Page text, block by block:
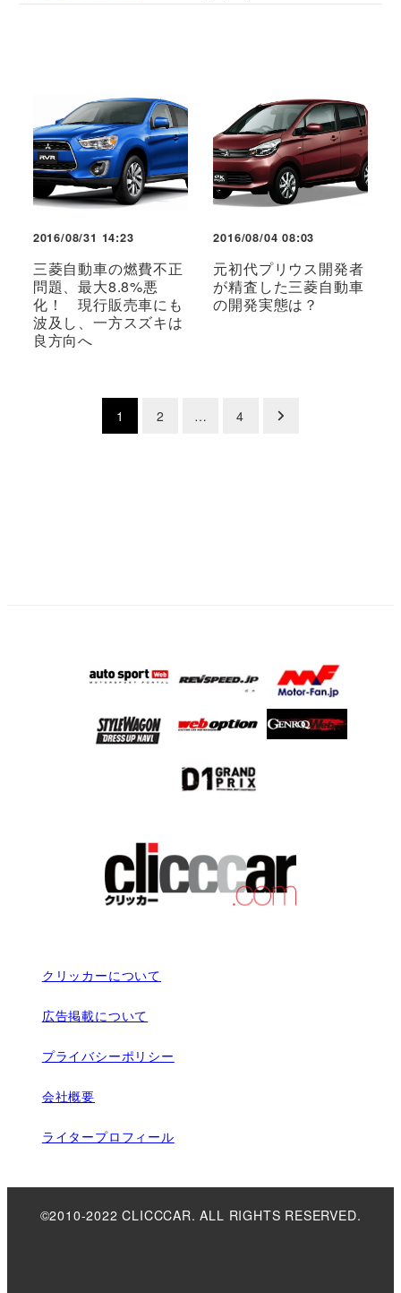
2016/08/31 14:23
三菱自動車の燃費不正
問題、最大8.8%悪
化！ 現行販売車にも
波及し、一方スズキは
良方向へ
2016/08/04 08:03
元初代プリウス開発者
が精査した三菱自動車
の開発実態は？
1 2 … 4
クリッカーについて
広告掲載について
プライバシーポリシー
会社概要
ライタープロフィール
©2010-2022 CLICCCAR. ALL RIGHTS RESERVED.